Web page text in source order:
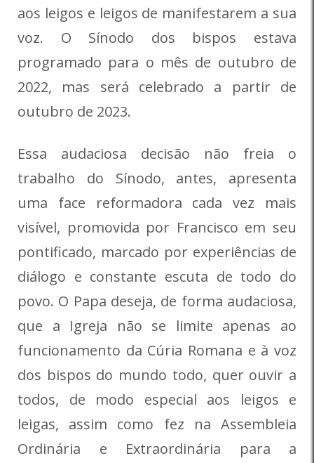
aos leigos e leigos de manifestarem a sua
voz. O Sínodo dos bispos estava
programado para o mês de outubro de
2022, mas será celebrado a partir de
outubro de 2023.
Essa audaciosa decisão não freia o
trabalho do Sínodo, antes, apresenta
uma face reformadora cada vez mais
visível, promovida por Francisco em seu
pontificado, marcado por experiências de
diálogo e constante escuta de todo do
povo. O Papa deseja, de forma audaciosa,
que a Igreja não se limite apenas ao
funcionamento da Cúria Romana e à voz
dos bispos do mundo todo, quer ouvir a
todos, de modo especial aos leigos e
leigas, assim como fez na Assembleia
Ordinária e Extraordinária para a